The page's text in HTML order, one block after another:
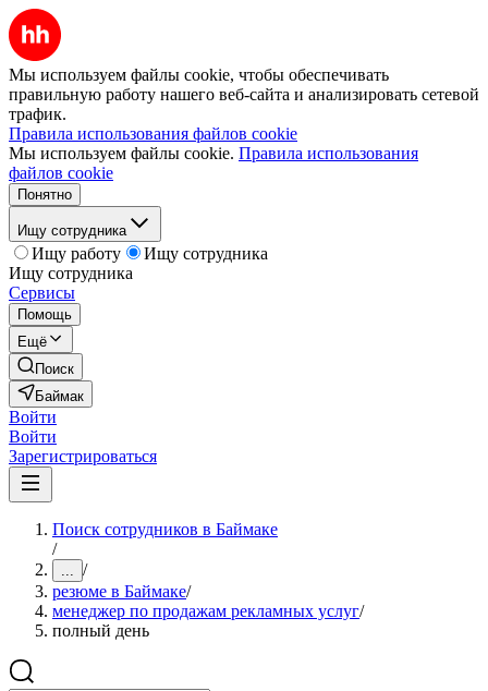
Мы используем файлы cookie, чтобы обеспечивать
правильную работу нашего веб-сайта и анализировать сетевой
трафик.
Правила использования файлов cookie
Мы используем файлы cookie. Правила использования
файлов cookie
Понятно
Ищу сотрудника
Ищу работу
Ищу сотрудника
Ищу сотрудника
Сервисы
Помощь
Ещё
Поиск
Баймак
Войти
Войти
Зарегистрироваться
Поиск сотрудников в Баймаке
/
... /
резюме в Баймаке/
менеджер по продажам рекламных услуг/
полный день